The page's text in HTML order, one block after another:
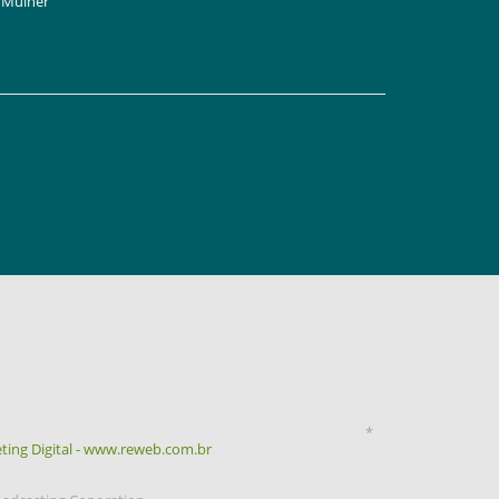
Digital - www.reweb.com.br
*